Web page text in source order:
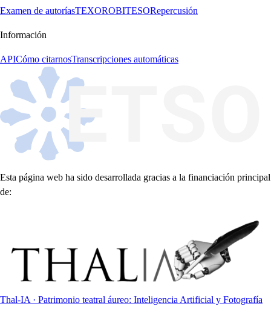
Examen de autoríasTEXOROBITESORepercusión
Información
APICómo citarnosTranscripciones automáticas
Esta página web ha sido desarrollada gracias a la financiación principal
de:
Thal-IA · Patrimonio teatral áureo: Inteligencia Artificial y Fotografía